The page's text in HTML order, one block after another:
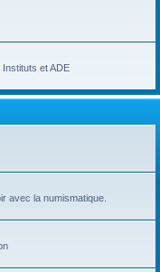
et ADE
avec la numismatique.